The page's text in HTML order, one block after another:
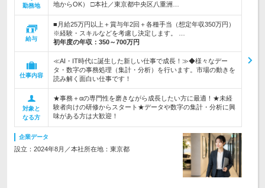
勤務地
地からOK） □本社／東京都中央区八重洲…
給与
■月給25万円以上＋賞与年2回＋各種手当（想定年収350万円）
※経験・スキルなどを考慮し決定します。 …
初年度の年収： 350～700万円
仕事内容
≪AI・IT時代に誕生した新しい仕事で成長！≫◆様々なデー
タ・数字の事務処理（集計・分析）を行います。市場の動きを
読み解く面白い仕事です！
対象と
なる方
★事務＋αの専門性を磨きながら成長したい方に最適！★未経
験者向けの研修からスタート★データや数字の集計・分析に興
味がある方は大歓迎！
企業データ
設立：2024年8月／本社所在地：東京都